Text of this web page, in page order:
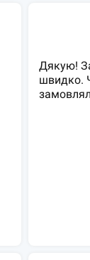
Дякую!
швидко.